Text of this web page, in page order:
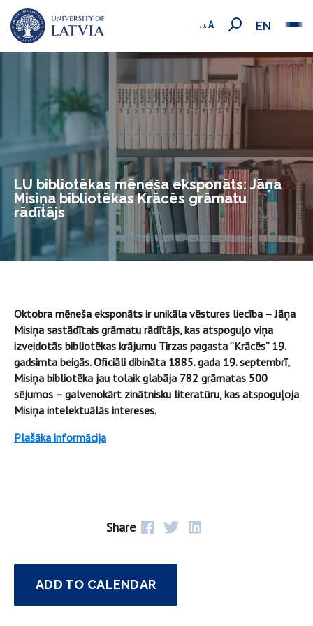
EN
LU bibliotēkas mēneša eksponāts: Jāņa
Misiņa bibliotēkas Krācēs grāmatu
rādītājs
Oktobra mēneša eksponāts ir unikāla vēstures liecība – Jāņa
Misiņa sastādītais grāmatu rādītājs, kas atspoguļo viņa
izveidotās bibliotēkas krājumu Tirzas pagasta “Krācēs” 19.
gadsimta beigās. Oficiāli dibināta 1885. gada 19. septembrī,
Misiņa bibliotēka jau tolaik glabāja 782 grāmatas 500
sējumos – galvenokārt zinātnisku literatūru, kas atspoguļoja
Misiņa intelektuālās intereses.
Plašāka informācija
Share
ADD TO CALENDAR